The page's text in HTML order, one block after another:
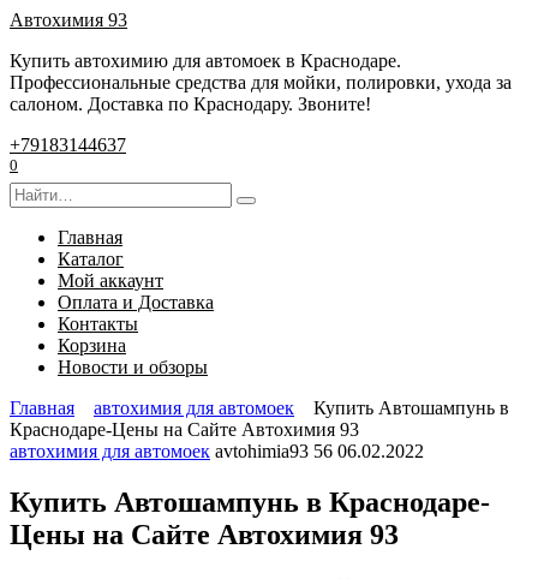
Перейти
содержанию
Автохимия 93
Купить автохимию для автомоек в Краснодаре.
Профессиональные средства для мойки, полировки, ухода за
салоном. Доставка по Краснодару. Звоните!
+79183144637
0
Search
for:
Главная
Каталог
Мой аккаунт
Оплата и Доставка
Контакты
Корзина
Новости и обзоры
Главная
автохимия для автомоек
Купить Автошампунь в
Краснодаре-Цены на Сайте Автохимия 93
автохимия для автомоек avtohimia93 56 06.02.2022
Купить Автошампунь в Краснодаре-
Цены на Сайте Автохимия 93